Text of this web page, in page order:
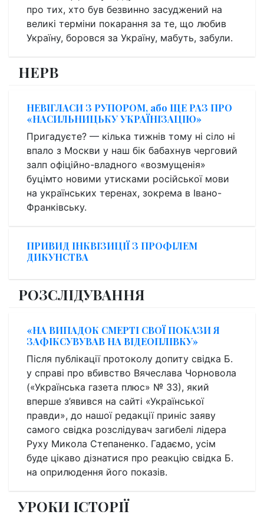
про тих, хто був безвинно засуджений на
великі терміни покарання за те, що любив
Україну, боровся за Україну, мабуть, забули.
НЕРВ
НЕВІГЛАСИ З РУПОРОМ, або ЩЕ РАЗ ПРО
«НАСИЛЬНИЦЬКУ УКРАЇНІЗАЦІЮ»
Пригадуєте? — кілька тижнів тому ні сіло ні
впало з Москви у наш бік бабахнув черговий
залп офіційно-владного «возмущенія»
буцімто новими утисками російської мови
на українських теренах, зокрема в Івано-
Франківську.
ПРИВИД ІНКВІЗИЦІЇ З ПРОФІЛЕМ
ДИКУНСТВА
РОЗСЛІДУВАННЯ
«НА ВИПАДОК СМЕРТІ СВОЇ ПОКАЗИ Я
ЗАФІКСУВУВАВ НА ВІДЕОПЛІВКУ»
Після публікації протоколу допиту свідка Б.
у справі про вбивство Вячеслава Чорновола
(«Українська газета плюс» № 33), який
вперше з’явився на сайті «Української
правди», до нашої редакції приніс заяву
самого свідка розслідувач загибелі лідера
Руху Микола Степаненко. Гадаємо, усім
буде цікаво дізнатися про реакцію свідка Б.
на оприлюдення його показів.
УРОКИ ІСТОРІЇ